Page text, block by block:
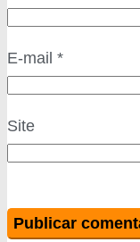
E-mail *
Site